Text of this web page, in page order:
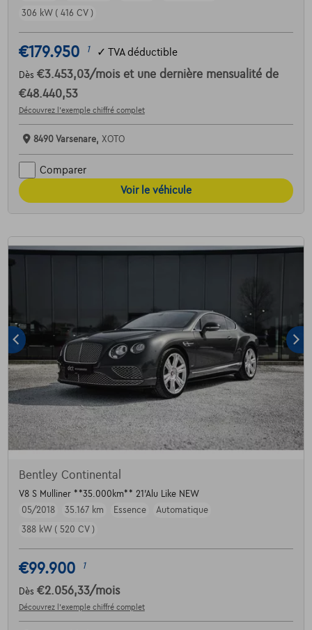
306 kW ( 416 CV )
€179.950 1 ✓ TVA déductible
Dès €3.453,03/mois et une dernière mensualité de
€48.440,53
Découvrez l’exemple chiffré complet
8490 Varsenare, XOTO
Comparer
Voir le véhicule
Bentley Continental
V8 S Mulliner **35.000km** 21'Alu Like NEW
05/2018
35.167 km Essence
Automatique
388 kW ( 520 CV )
€99.900 1
Dès €2.056,33/mois
Découvrez l’exemple chiffré complet